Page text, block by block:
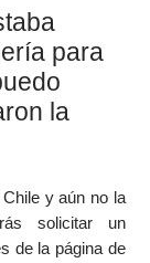
para
la
y aún no la
solicitar un
de la página de